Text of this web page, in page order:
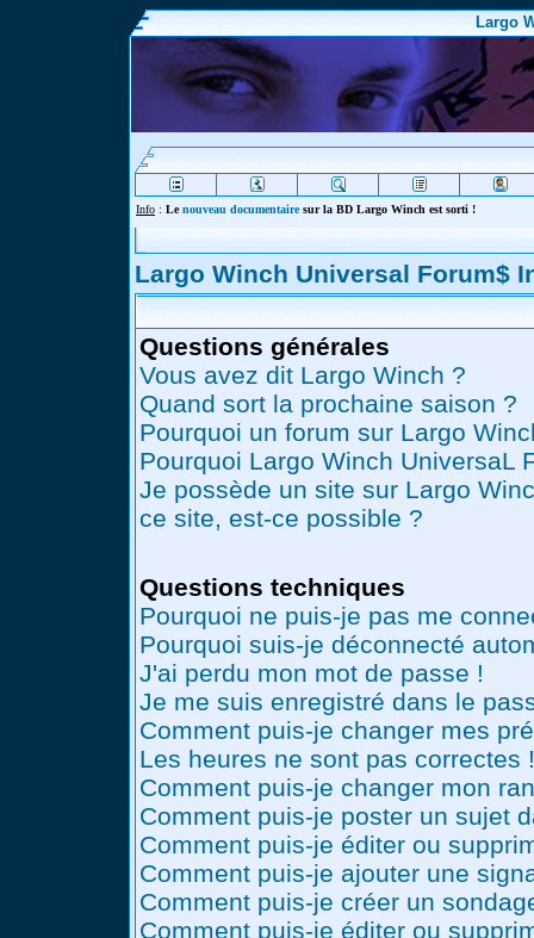
Largo
Info : Lenouveau documentairesur la BD Largo Winch est sorti !
Largo Winch Universal Forum$
Questions générales
Vous avez dit Largo Winch ?
Quand sort la prochaine saison ?
Pourquoi un forum sur Largo
Pourquoi Largo Winch UniversaL
Je possède un site sur Largo
ce site, est-ce possible ?
Questions techniques
Pourquoi ne puis-je pas me
Pourquoi suis-je déconnecté
J'ai perdu mon mot de passe !
Je me suis enregistré dans le
Comment puis-je changer mes
Les heures ne sont pas correctes !
Comment puis-je changer mon
Comment puis-je poster un sujet
Comment puis-je éditer ou
Comment puis-je ajouter une
Comment puis-je créer un
Comment puis-je éditer ou